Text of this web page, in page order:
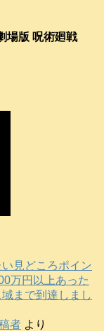
場版 呪術廻戦
見どころポイン
万円以上あった
まで到達しまし
者 より